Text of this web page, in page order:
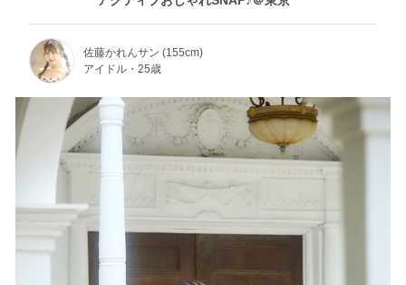
佐藤かれんサン (155cm)
アイドル・25歳